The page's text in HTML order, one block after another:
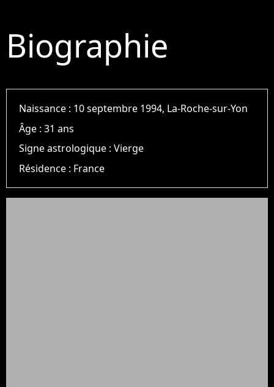
Biographie
Naissance : 10 septembre 1994, La-Roche-sur-Yon
Âge :31 ans
Signe astrologique :Vierge
Résidence : France